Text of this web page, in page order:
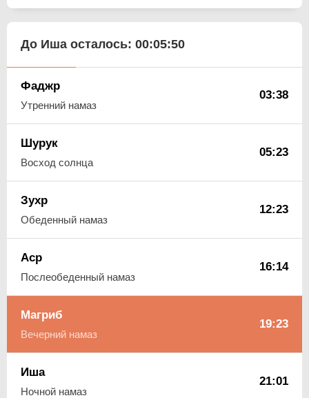
До Иша осталось: 00:05:49
Фаджр
Утренний намаз
03:38
Шурук
Восход солнца
05:23
Зухр
Обеденный намаз
12:23
Аср
Послеобеденный намаз
16:14
Магриб
Вечерний намаз
19:23
Иша
Ночной намаз
21:01